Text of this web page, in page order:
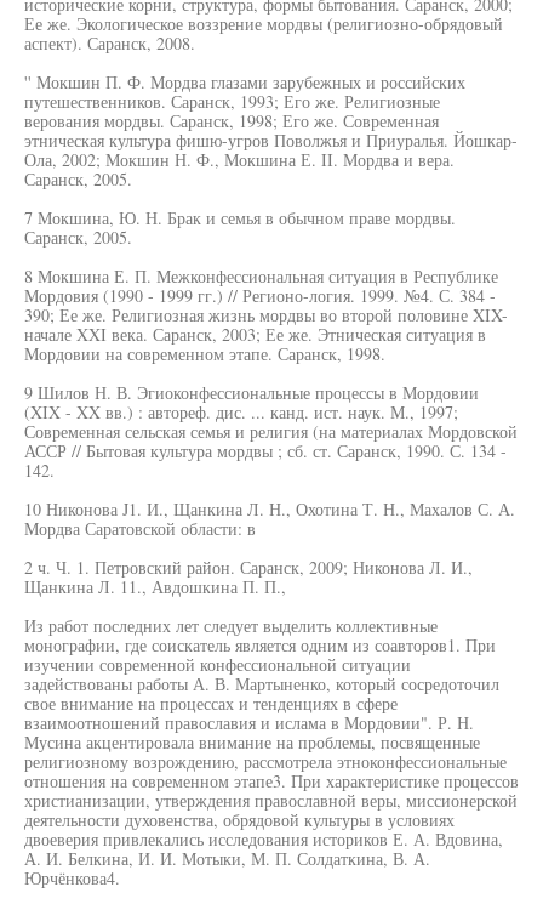
Ее же. Экологическое воззрение мордвы (религиозно-обрядовый
аспект). Саранск, 2008.
'' Мокшин П. Ф. Мордва глазами зарубежных и российских
путешественников. Саранск, 1993; Его же. Религиозные
верования мордвы. Саранск, 1998; Его же. Современная
этническая культура фишю-угров Поволжья и Приуралья. Йошкар-
Ола, 2002; Мокшин Н. Ф., Мокшина Е. II. Мордва и вера.
Саранск, 2005.
7 Мокшина, Ю. Н. Брак и семья в обычном праве мордвы.
Саранск, 2005.
8 Мокшина Е. П. Межконфессиональная ситуация в Республике
Мордовия (1990 - 1999 гг.) // Регионо-логия. 1999. №4. С. 384 -
390; Ее же. Религиозная жизнь мордвы во второй половине XIX-
начале XXI века. Саранск, 2003; Ее же. Этническая ситуация в
Мордовии на современном этапе. Саранск, 1998.
9 Шилов Н. В. Эгиоконфессиональные процессы в Мордовии
(XIX - XX вв.) : автореф. дис. ... канд. ист. наук. М., 1997;
Современная сельская семья и религия (на материалах Мордовской
АССР // Бытовая культура мордвы ; сб. ст. Саранск, 1990. С. 134 -
142.
10 Никонова J1. И., Щанкина Л. Н., Охотина Т. Н., Махалов С. А.
Мордва Саратовской области: в
2 ч. Ч. 1. Петровский район. Саранск, 2009; Никонова Л. И.,
Щанкина Л. 11., Авдошкина П. П.,
Из работ последних лет следует выделить коллективные
монографии, где соискатель является одним из соавторов1. При
изучении современной конфессиональной ситуации
задействованы работы А. В. Мартыненко, который сосредоточил
свое внимание на процессах и тенденциях в сфере
взаимоотношений православия и ислама в Мордовии". Р. Н.
Мусина акцентировала внимание на проблемы, посвященные
религиозному возрождению, рассмотрела этноконфессиональные
отношения на современном этапе3. При характеристике процессов
христианизации, утверждения православной веры, миссионерской
деятельности духовенства, обрядовой культуры в условиях
двоеверия привлекались исследования историков Е. А. Вдовина,
А. И. Белкина, И. И. Мотыки, М. П. Солдаткина, В. А.
Юрчёнкова4.